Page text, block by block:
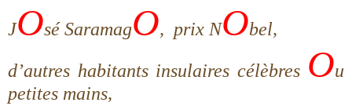
JOsé SaramagO, prix NObel,
d’autres habitants insulaires célèbres Ou
petites mains,